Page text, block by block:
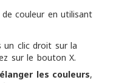
couleur en utilisant
un clic droit sur la
sur le bouton X.
les couleurs,